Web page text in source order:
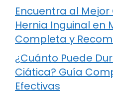
Encuentra al
Hernia Inguinal en
Completa y
¿Cuánto Puede
Ciática? Guía
Efectivas